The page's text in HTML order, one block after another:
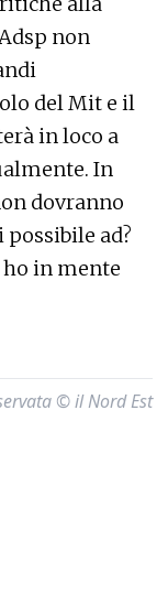
non
del Mit e il
in loco a
In
dovranno
ad?
ho in mente
© il Nord Est